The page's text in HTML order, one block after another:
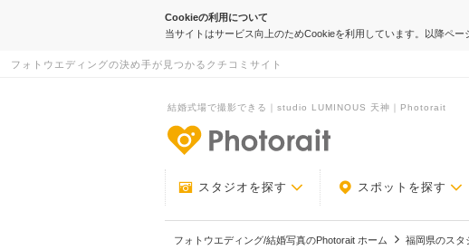
Cookieの利用について
当サイトはサービス向上のためCookieを利用しています。以降ペ
フォトウエディングの決め手が見つかるクチコミサイト
結婚式場で撮影できる｜studio LUMINOUS 天神｜Photorait
スタジオを探す スポットを探す
フォトウエディング/結婚写真のPhotorait ホーム 福岡県のスタ